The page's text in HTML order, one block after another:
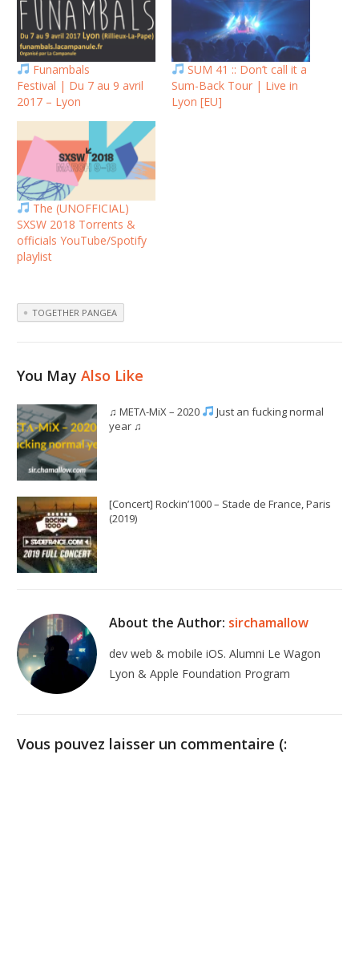
Funambals
Festival | Du 7 au 9 avril
2017 – Lyon
SUM 41 :: Don’t call it a
Sum-Back Tour | Live in
Lyon [EU]
The (UNOFFICIAL)
SXSW 2018 Torrents &
officials YouTube/Spotify
playlist
TOGETHER PANGEA
You MayAlso Like
♫ METΛ-MiX – 2020
Just an fucking normal
year ♫
[Concert] Rockin’1000 – Stade de France, Paris
(2019)
About the Author: sirchamallow
dev web & mobile iOS. Alumni Le Wagon
Lyon & Apple Foundation Program
Vous pouvez laisser un commentaire (: